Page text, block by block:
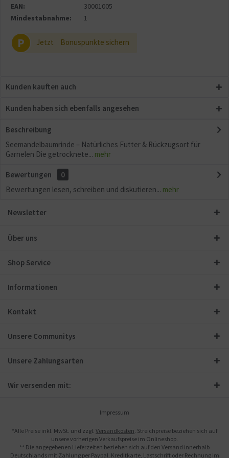
EAN:
30001005
Mindestabnahme:
1
P Jetzt Bonuspunkte sichern
Kunden kauften auch
Kunden haben sich ebenfalls angesehen
Beschreibung
Seemandelbaumrinde – Natürliches Futter & Rückzugsort für
Garnelen Die getrocknete... mehr
Bewertungen
0
Bewertungen lesen, schreiben und diskutieren... mehr
Newsletter
Über uns
Shop Service
Informationen
Kontakt
Unsere Communitys
Unsere Zahlungsarten
Wir versenden mit:
Impressum
*Alle Preise inkl. MwSt. und zzgl. Versandkosten. Streichpreise beziehen sich auf
unsere vorherigen Verkaufspreise im Onlineshop.
** Die angegebenen Lieferzeiten beziehen sich auf den Versand innerhalb
Deutschlands mit Zahlung per Paypal, Kreditkarte, Lastschrift oder Rechnung im
Sonstige